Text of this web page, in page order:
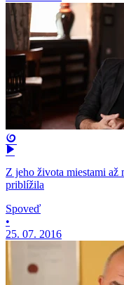
Z jeho života miestami
priblížila
Spoveď
•
25. 07. 2016